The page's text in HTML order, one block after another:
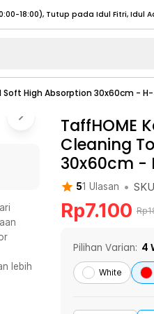
- 20:00), Tutup pada Idul Fitri
(08:00 - 17:00) Selengkapnya
(08:00 - 17:00) Selengkapnya
20:00), Tutup pada Idul Fitri
20:00), Tutup pada Idul Fitri
- 20:00), Tutup pada Idul Fitri
(08:00 - 17:00) Selengkapnya
Soft High Absorption 30x60cm -
lebih
TaffHOME
Cleaning
30x60cm -
51 Ulasan • SKU
Rp7.100 Rp
Pilihan Varian: 4
White